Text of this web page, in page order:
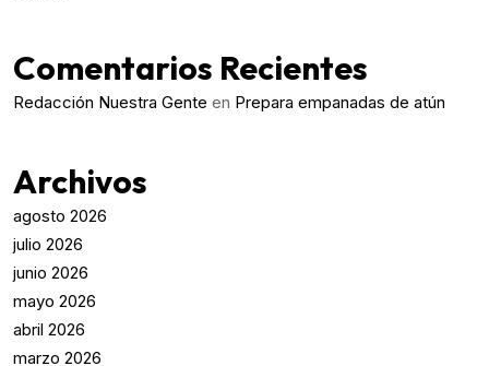
Comentarios Recientes
Redacción Nuestra Gente en Prepara empanadas de atún
Archivos
agosto 2026
julio 2026
junio 2026
mayo 2026
abril 2026
marzo 2026